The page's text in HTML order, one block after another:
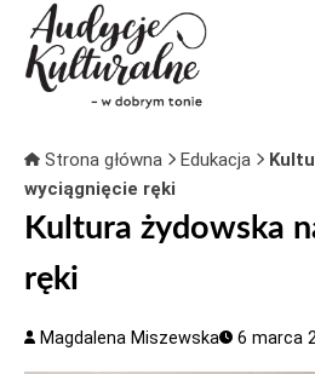
Strona główna Edukacja
wyciągnięcie ręki
Kultura żydowska
ręki
Magdalena Miszewska 6 marca